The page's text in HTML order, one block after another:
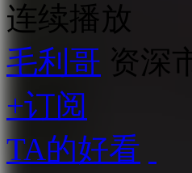
连续播放
毛利哥 资深
+订阅
TA的好看